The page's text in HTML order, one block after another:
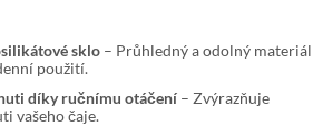
sklo – Průhledný a odolný materiál
použití.
díky ručnímu otáčení – Zvýrazňuje
vašeho čaje.